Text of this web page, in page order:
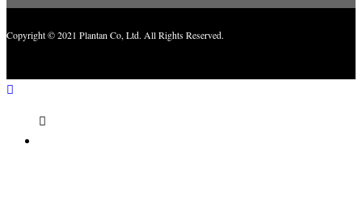
Copyright © 2021 Plantan Co, Ltd. All Rights Reserved.